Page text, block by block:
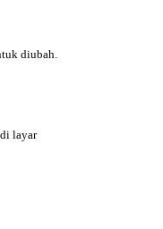
diubah.
layar